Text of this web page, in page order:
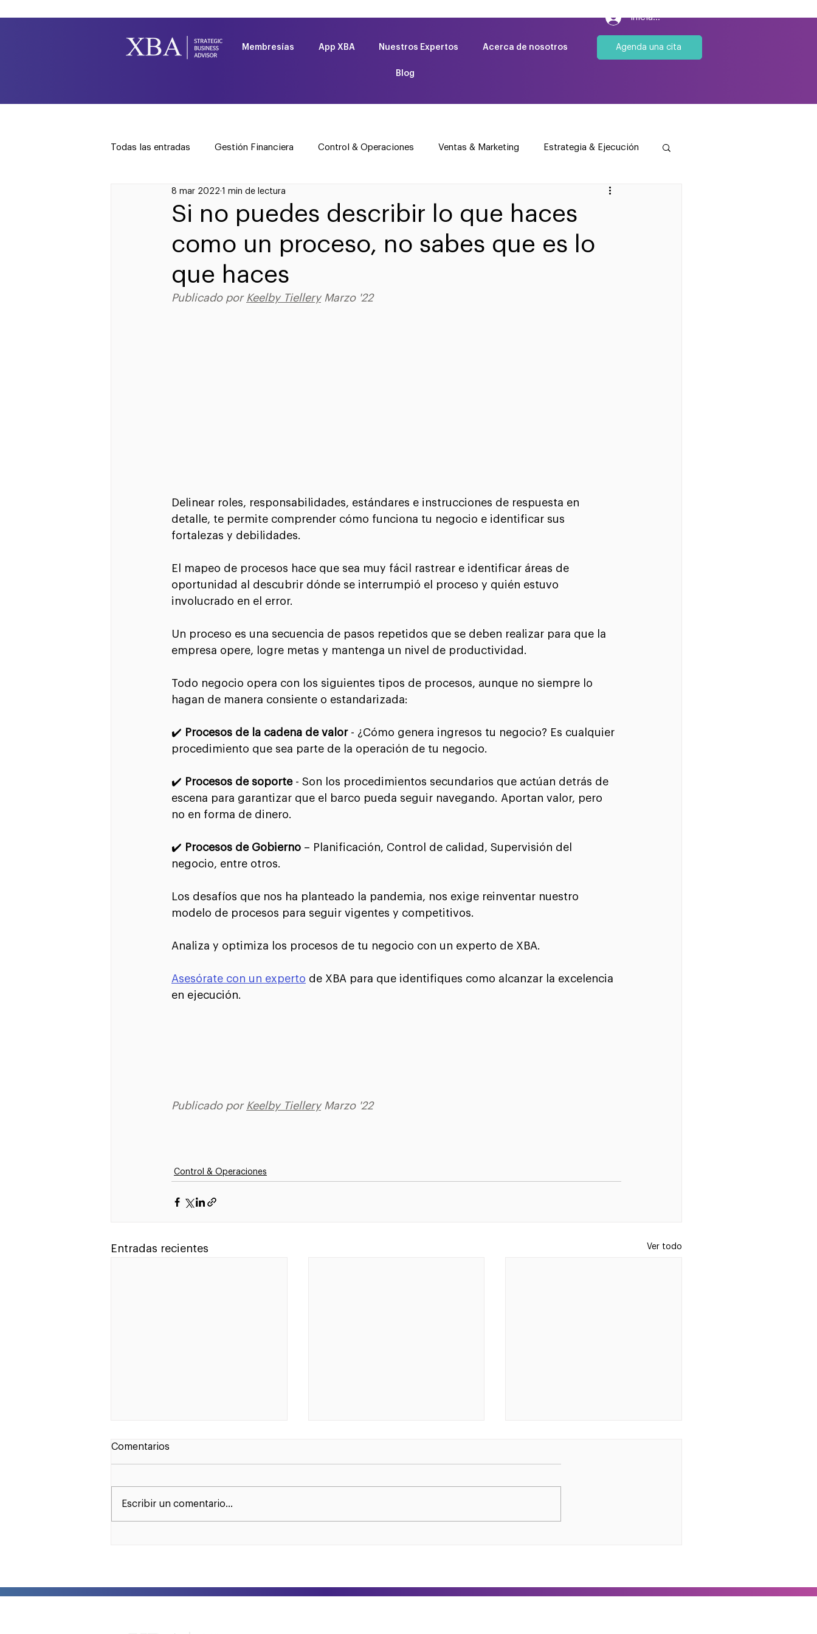
Iniciar sesión
Membresías App XBA Nuestros Expertos Acerca de nosotros
Blog
Agenda una cita
Todas las entradas Gestión Financiera Control & Operaciones Ventas & Marketing Estrategia & Ejecución
Gestión Legal Capital Humano
Profesionalización del Negocio Tecnología & Sistemas Responsabilidad Social Gestion Fical
Si no puedes describir lo que haces
como un proceso, no sabes que es lo
que haces
8 mar 2022 1 min de lectura
Publicado por Keelby Tiellery Marzo '22
Delinear roles, responsabilidades, estándares e instrucciones de respuesta en
detalle, te permite comprender cómo funciona tu negocio e identificar sus
fortalezas y debilidades.⠀
El mapeo de procesos hace que sea muy fácil rastrear e identificar áreas de
oportunidad al descubrir dónde se interrumpió el proceso y quién estuvo
involucrado en el error. ⠀
Un proceso es una secuencia de pasos repetidos que se deben realizar para que la
empresa opere, logre metas y mantenga un nivel de productividad. ⠀
Todo negocio opera con los siguientes tipos de procesos, aunque no siempre lo
hagan de manera consiente o estandarizada:⠀
✔️ Procesos de la cadena de valor - ¿Cómo genera ingresos tu negocio? Es cualquier
procedimiento que sea parte de la operación de tu negocio.⠀
✔️ Procesos de soporte - Son los procedimientos secundarios que actúan detrás de
escena para garantizar que el barco pueda seguir navegando. Aportan valor, pero
no en forma de dinero.⠀
✔️ Procesos de Gobierno – Planificación, Control de calidad, Supervisión del
negocio, entre otros.⠀
Los desafíos que nos ha planteado la pandemia, nos exige reinventar nuestro
modelo de procesos para seguir vigentes y competitivos.⠀
Analiza y optimiza los procesos de tu negocio con un experto de XBA.
Asesórate con un experto de XBA para que identifiques como alcanzar la excelencia
en ejecución. ⠀
Publicado por Keelby Tiellery Marzo '22
Control & Operaciones
Entradas recientes Ver todo
Comentarios
Escribir un comentario...